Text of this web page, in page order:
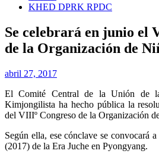
KHED DPRK RPDC
Se celebrará en junio el
de la Organización de
abril 27, 2017
El Comité Central de la Unión de
Kimjongilista ha hecho pública la
del VIIIº Congreso de la Organización
Según ella, ese cónclave se convocará
(2017) de la Era Juche en Pyongyang.